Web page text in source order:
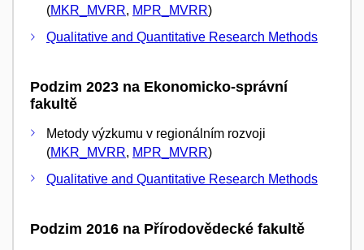
(MKR_MVRR, MPR_MVRR)
Qualitative and Quantitative Research Methods
Podzim 2023 na Ekonomicko-správní
fakultě
Metody výzkumu v regionálním rozvoji
(MKR_MVRR, MPR_MVRR)
Qualitative and Quantitative Research Methods
Podzim 2016 na Přírodovědecké fakultě